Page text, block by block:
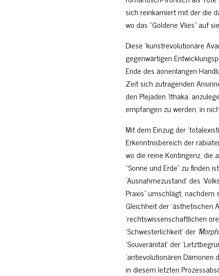
sich reinkarniert mit der die
wo das “Goldene Vlies” auf
Diese ‘kunstrevolutionäre
gegenwärtigen
Ende des äonenlangen
Zeit sich zutragenden
den Plejaden ‘Ithaka’
empfangen zu werden, in
Mit dem Einzug der
Erkenntnisbereich der
wo die reine Kontingenz, die
“Sonne und Erde” zu finden
‘Ausnahmezustand’ des
Praxis” umschlägt,
Gleichheit der ‘ästhetischen
‘rechtswissenschaftlichen
‘Schwesterlichkeit’ der
‘Souveränität’ der
‘antievolutionären Dämonen
in diesem letzten